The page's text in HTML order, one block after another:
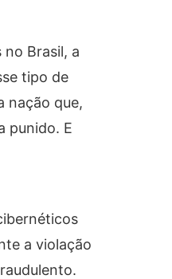
Brasil, a
tipo de
nação que,
punido. E
a violação